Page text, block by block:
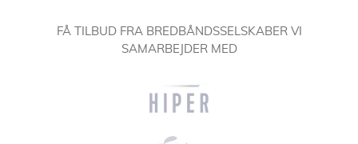
FÅ TILBUD FRA BREDBÅNDSSELSKABER VI
SAMARBEJDER MED